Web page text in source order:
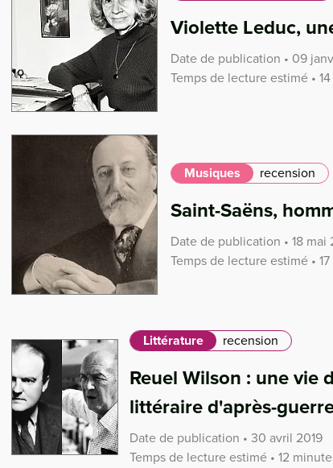
Violette Leduc,
Date de publication • 09
Temps de lecture estimé •
Musiques recension
Saint-Saëns,
Date de publication • 18 mai
Temps de lecture estimé •
Littérature recension
Reuel Wilson : une vie
littéraire d'après-
Date de publication • 30 avril 2019
Temps de lecture estimé • 12